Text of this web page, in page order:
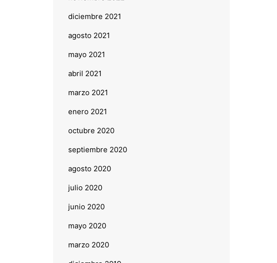
diciembre 2021
agosto 2021
mayo 2021
abril 2021
marzo 2021
enero 2021
octubre 2020
septiembre 2020
agosto 2020
julio 2020
junio 2020
mayo 2020
marzo 2020